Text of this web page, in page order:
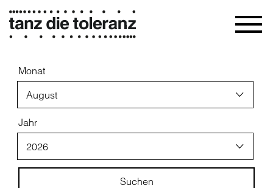
Monat
August
Jahr
2026
Suchen